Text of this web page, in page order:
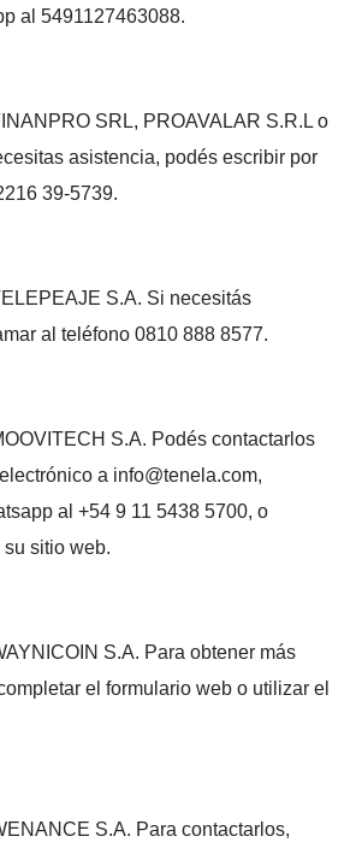
al 5491127463088.
SRL, PROAVALAR S.R.L o
asistencia, podés escribir por
39-5739.
S.A. Si necesitás
al teléfono 0810 888 8577.
S.A. Podés contactarlos
a info@tenela.com,
al +54 9 11 5438 5700, o
sitio web.
S.A. Para obtener más
el formulario web o utilizar el
S.A. Para contactarlos,